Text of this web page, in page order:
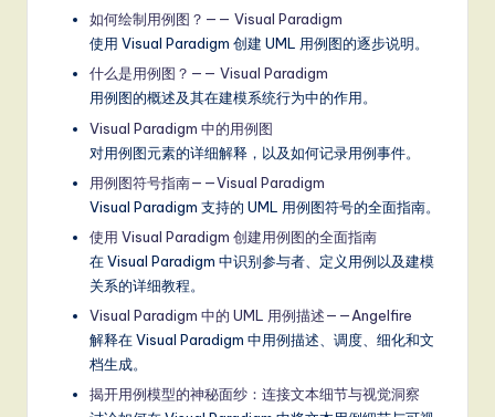
如何绘制用例图？—— Visual Paradigm
使用 Visual Paradigm 创建 UML 用例图的逐步说明。
什么是用例图？—— Visual Paradigm
用例图的概述及其在建模系统行为中的作用。
Visual Paradigm 中的用例图
对用例图元素的详细解释，以及如何记录用例事件。
用例图符号指南——Visual Paradigm
Visual Paradigm 支持的 UML 用例图符号的全面指南。
使用 Visual Paradigm 创建用例图的全面指南
在 Visual Paradigm 中识别参与者、定义用例以及建模
关系的详细教程。
Visual Paradigm 中的 UML 用例描述——Angelfire
解释在 Visual Paradigm 中用例描述、调度、细化和文
档生成。
揭开用例模型的神秘面纱：连接文本细节与视觉洞察